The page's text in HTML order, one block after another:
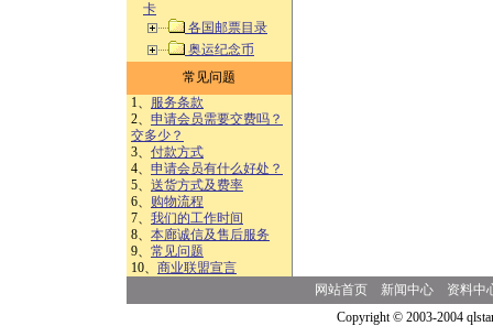
卡
各国邮票目录
奥运纪念币
常见问题
1、 服务条款
2、 申请会员需要交费吗？
交多少？
3、 付款方式
4、 申请会员有什么好处？
5、 送货方式及费率
6、 购物流程
7、 我们的工作时间
8、 本廊诚信及售后服务
9、 常见问题
10、 商业联盟宣言
网站首页 新闻中心
资料中
Copyright © 2003-2004